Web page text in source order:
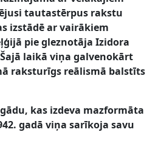
tautastērpus rakstu
izstādē ar vairākiem
pie gleznotāja Izidora
laikā viņa galvenokārt
raksturīgs reālismā balstīts
kas izdeva mazformāta
gadā viņa sarīkoja savu